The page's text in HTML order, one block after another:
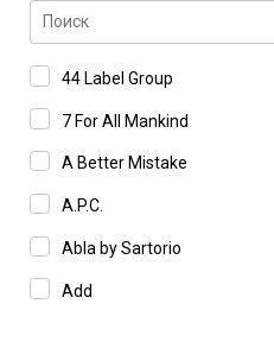
44 Label Group
7 For All Mankind
A Better Mistake
A.P.C.
Abla by Sartorio
Add